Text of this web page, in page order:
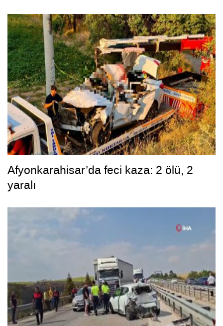
Afyonkarahisar’da feci kaza: 2 ölü, 2
yaralı